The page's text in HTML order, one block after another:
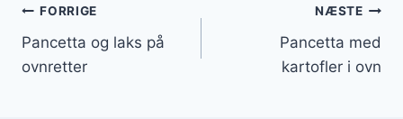
Indlægsnavigation
FORRIGE
Pancetta og laks på
ovnretter
NÆSTE
Pancetta med
kartofler i ovn